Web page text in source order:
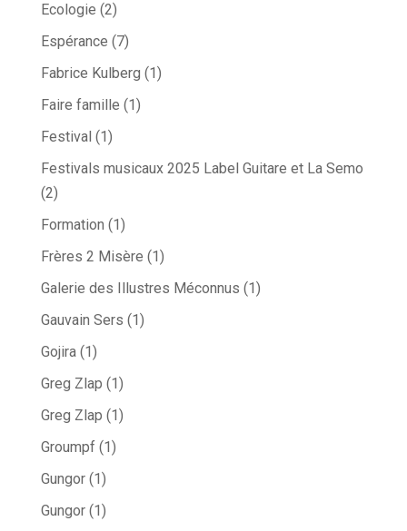
Ecologie (2)
Espérance (7)
Fabrice Kulberg (1)
Faire famille (1)
Festival (1)
Festivals musicaux 2025 Label Guitare et La Semo
(2)
Formation (1)
Frères 2 Misère (1)
Galerie des Illustres Méconnus (1)
Gauvain Sers (1)
Gojira(1)
Greg Zlap (1)
Greg Zlap (1)
Groumpf (1)
Gungor(1)
Gungor(1)